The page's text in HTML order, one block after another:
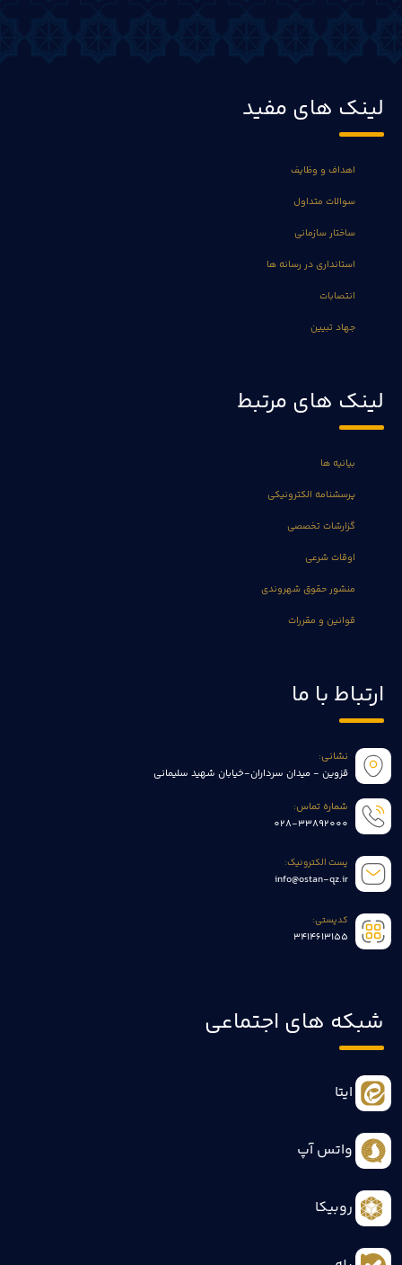
لینک های مفید
اهداف و وظایف
سوالات متداول
ساختار سازمانی
استانداری در رسانه ها
انتصابات
جهاد تبیین
لینک های مرتبط
بیانیه ها
پرسشنامه الکترونیکی
گزارشات تخصصی
اوقات شرعی
منشور حقوق شهروندی
قوانین و مقررات
ارتباط با ما
نشانی:
قزوین - میدان سرداران-خیابان شهید سلیمانی
شماره تماس:
028-33892000
پست الکترونیک:
info@ostan-qz.ir
کدپستی:
3414613155
شبکه های اجتماعی
ایتا
واتس آپ
روبیکا